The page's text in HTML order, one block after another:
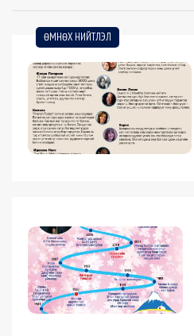
ӨМНӨХ НИЙТЛЭЛ